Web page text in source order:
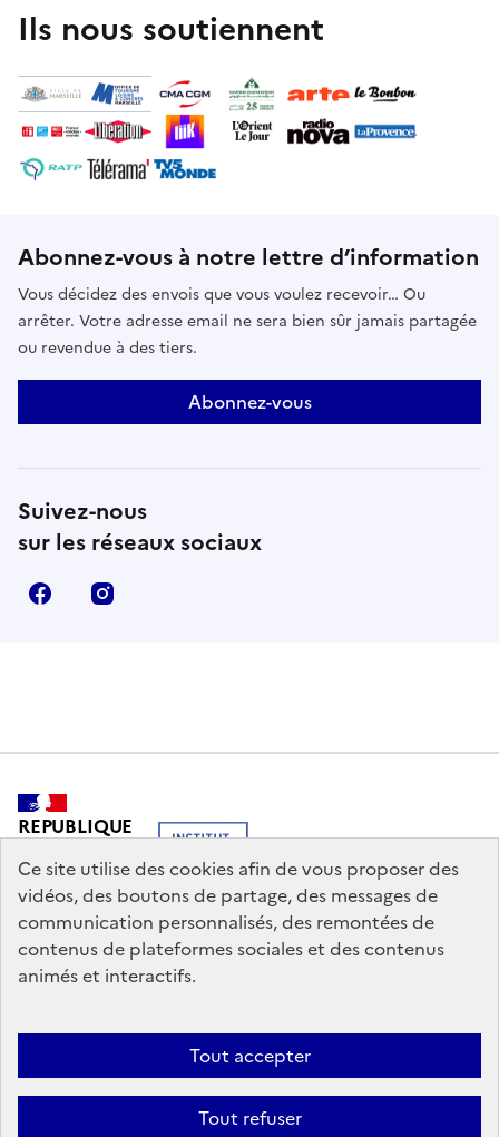
Ce site utilise des cookies afin de vous proposer des
vidéos, des boutons de partage, des messages de
communication personnalisés, des remontées de
contenus de plateformes sociales et des contenus
animés et interactifs.
Tout accepter
Tout refuser
mémoires et de l’histoire, ces journées nous
politiques, environnementaux et sociaux du
présent.S’intéresser aux voix, regards et récits
pluriels de Beyrouth, Alexandrie, Maâmoura, Alger,
Marseille, suivre la circulation du café, des dattes,
Méditerranée. Conjuguer passé, présent et futur…
Réserver
Ils nous soutiennent
Abonnez-vous à notre lettre d’information
Vous décidez des envois que vous voulez recevoir… Ou
arrêter. Votre adresse email ne sera bien sûr jamais partagée
ou revendue à des tiers.
Abonnez-vous
Suivez-nous
sur les réseaux sociaux
Facebook
REPUBLIQUE
FRANCAISE
legifrance.gouv.fr
info.gouv.fr